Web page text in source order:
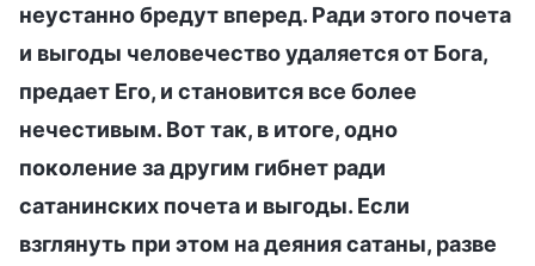
неустанно бредут вперед. Ради этого почета
и выгоды человечество удаляется от Бога,
предает Его, и становится все более
нечестивым. Вот так, в итоге, одно
поколение за другим гибнет ради
сатанинских почета и выгоды. Если
взглянуть при этом на деяния сатаны, разве